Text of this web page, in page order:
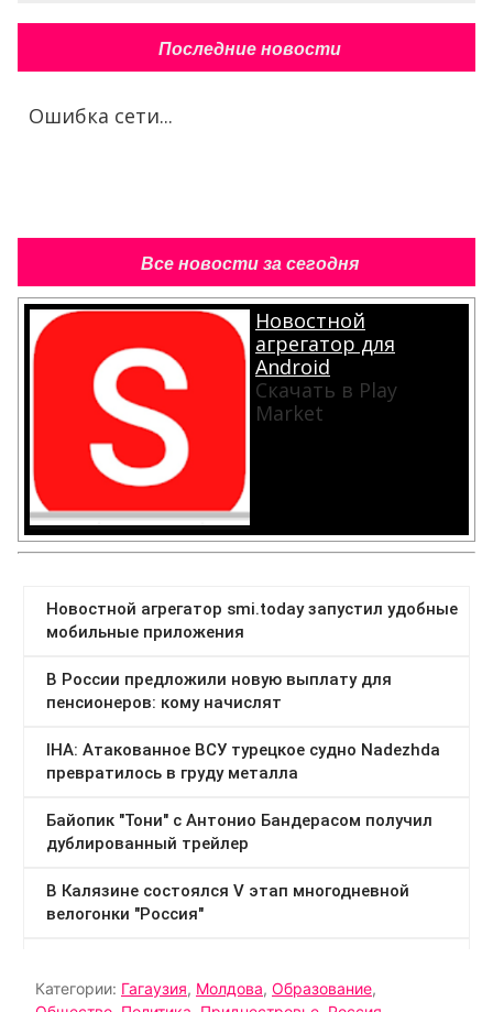
Последние новости
Ошибка сети...
Все новости за сегодня
Новостной
агрегатор для
Android
Скачать в Play
Market
Категории: Гагаузия, Молдова, Образование,